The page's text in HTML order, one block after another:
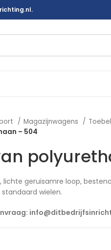
Magazijnwagens
– 504
lichte geruisamre loop,
wielen.